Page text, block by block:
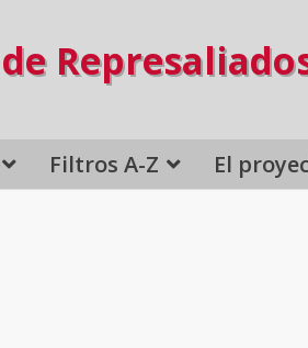
Filtros A-Z El